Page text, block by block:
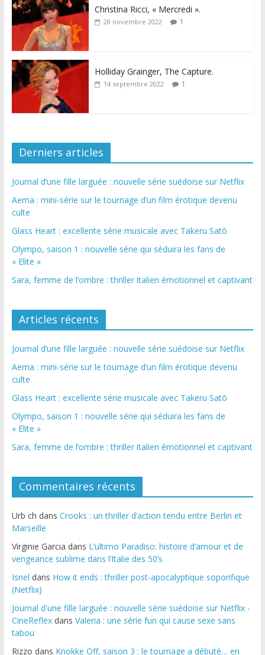
Christina Ricci, « Mercredi ».
28 novembre 2022 1
Holliday Grainger, The Capture.
14 septembre 2022 1
Derniers articles
Journal d’une fille larguée : nouvelle série suédoise sur Netflix
Aema : mini-série sur le tournage d’un film érotique devenu
culte
Glass Heart : excellente série musicale avec Takeru Satō
Olympo, saison 1 : nouvelle série qui séduira les fans de
« Elite »
Sara, femme de l’ombre : thriller italien émotionnel et captivant
Articles récents
Journal d’une fille larguée : nouvelle série suédoise sur Netflix
Aema : mini-série sur le tournage d’un film érotique devenu
culte
Glass Heart : excellente série musicale avec Takeru Satō
Olympo, saison 1 : nouvelle série qui séduira les fans de
« Elite »
Sara, femme de l’ombre : thriller italien émotionnel et captivant
Commentaires récents
Urb ch dans Crooks : un thriller d’action tendu entre Berlin et
Marseille
Virginie Garcia dans L’ultimo Paradiso: histoire d’amour et de
vengeance sublime dans l’Italie des 50’s
Isnel dans How it ends : thriller post-apocalyptique soporifique
(Netflix)
Journal d'une fille larguée : nouvelle série suédoise sur Netflix -
CineReflexdans Valeria : une série fun qui cause sexe sans
tabou
Rizzo dans Knokke Off, saison 3 : le tournage a débuté… en